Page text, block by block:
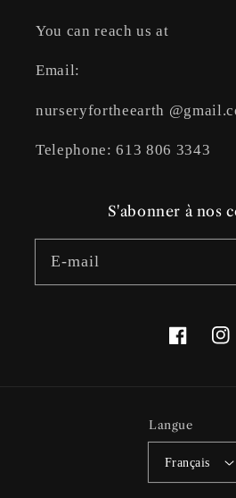
You can reach us at
Email:
nurseryfortheearth
Telephone: 613 806 3343
S'abonner à nos
E-mail
Facebook
Langue
Français